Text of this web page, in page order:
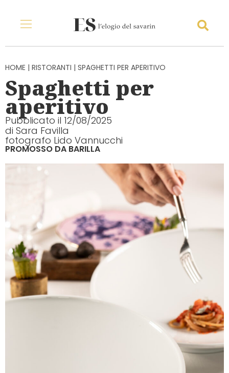
Menu
HOME | RISTORANTI | SPAGHETTI PER APERITIVO
Spaghetti per
aperitivo
Pubblicato il 12/08/2025
di Sara Favilla
fotografo Lido Vannucchi
PROMOSSO DA BARILLA